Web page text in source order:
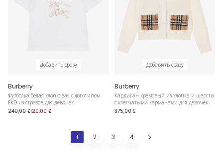
Добавить сразу
Burberry
Футболка белая хлопковая с логотипом
EKD из стразов для девочек
240,00 £120,00 £
Добавить сразу
Burberry
Кардиган кремовый из хлопка и шерсти
с клетчатыми карманами для девочек
375,00 £
1 2 3 4